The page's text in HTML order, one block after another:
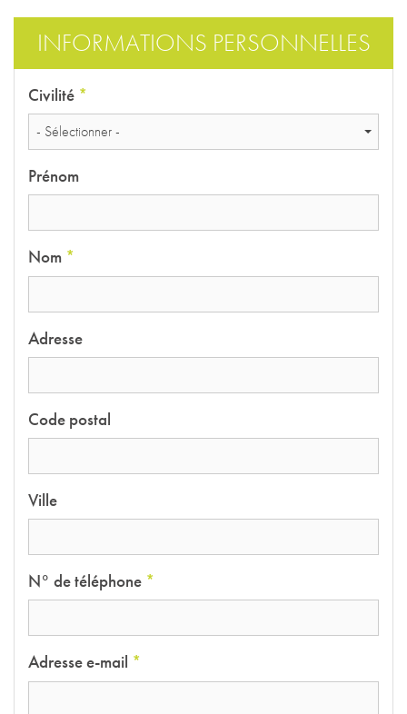
INFORMATIONS PERSONNELLES
Civilité *
- Sélectionner -
Prénom
Nom *
Adresse
Code postal
Ville
N° de téléphone *
Adresse e-mail *